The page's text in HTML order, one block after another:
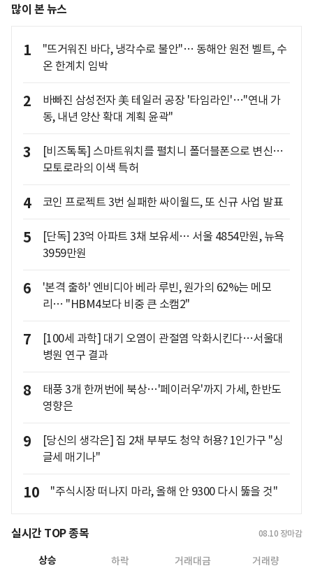
많이 본 뉴스
1
"뜨거워진 바다, 냉각수로 불안"… 동해안 원전 벨트, 수
온 한계치 임박
2
바빠진 삼성전자 美 테일러 공장 '타임라인'…"연내 가
동, 내년 양산 확대 계획 윤곽"
3
[비즈톡톡] 스마트워치를 펼치니 폴더블폰으로 변신…
모토로라의 이색 특허
4 코인 프로젝트 3번 실패한 싸이월드, 또 신규 사업 발표
5
[단독] 23억 아파트 3채 보유세… 서울 4854만원, 뉴욕
3959만원
6
'본격 출하' 엔비디아 베라 루빈, 원가의 62%는 메모
리… "HBM4보다 비중 큰 소캠2"
7
[100세 과학] 대기 오염이 관절염 악화시킨다…서울대
병원 연구 결과
8
태풍 3개 한꺼번에 북상…'페이러우'까지 가세, 한반도
영향은
9
[당신의 생각은] 집 2채 부부도 청약 허용? 1인가구 "싱
글세 매기나"
10 "주식시장 떠나지 마라, 올해 안 9300 다시 뚫을 것"
실시간 TOP 종목 08.10 장마감
상승 하락 거래대금 거래량